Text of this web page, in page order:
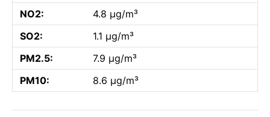
NO2:
4.8 µg/m³
SO2:
1.1 µg/m³
PM2.5:
7.9 µg/m³
PM10:
8.6 µg/m³